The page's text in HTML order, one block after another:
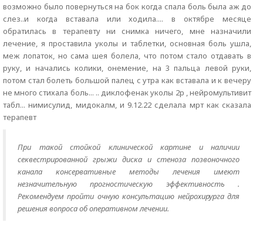
возможно было повернуться на бок когда спала боль была аж до
слез..и когда вставала или ходила.... в октябре месяце
обратилась в терапевту ни снимка ничего, мне назначили
лечение, я проставила уколы и таблетки, основная боль ушла,
меж лопаток, но сама шея болела, что потом стало отдавать в
руку, и начались колики, онемение, на 3 пальца левой руки,
потом стал болеть большой палец с утра как вставала и к вечеру
не много стихала боль... .. диклофенак уколы 2р , нейромультивит
табл... нимисулид, мидокалм, и 9.12.22 сделала мрт как сказала
терапевт
При такой стойкой клинической картине и наличии
секвестрированной грыжи диска и стеноза позвоночного
канала консервативные методы лечения имеют
незначительную прогностическую эффективность .
Рекомендуем пройти очную консультацию нейрохирурга для
решения вопроса об оперативном лечении.